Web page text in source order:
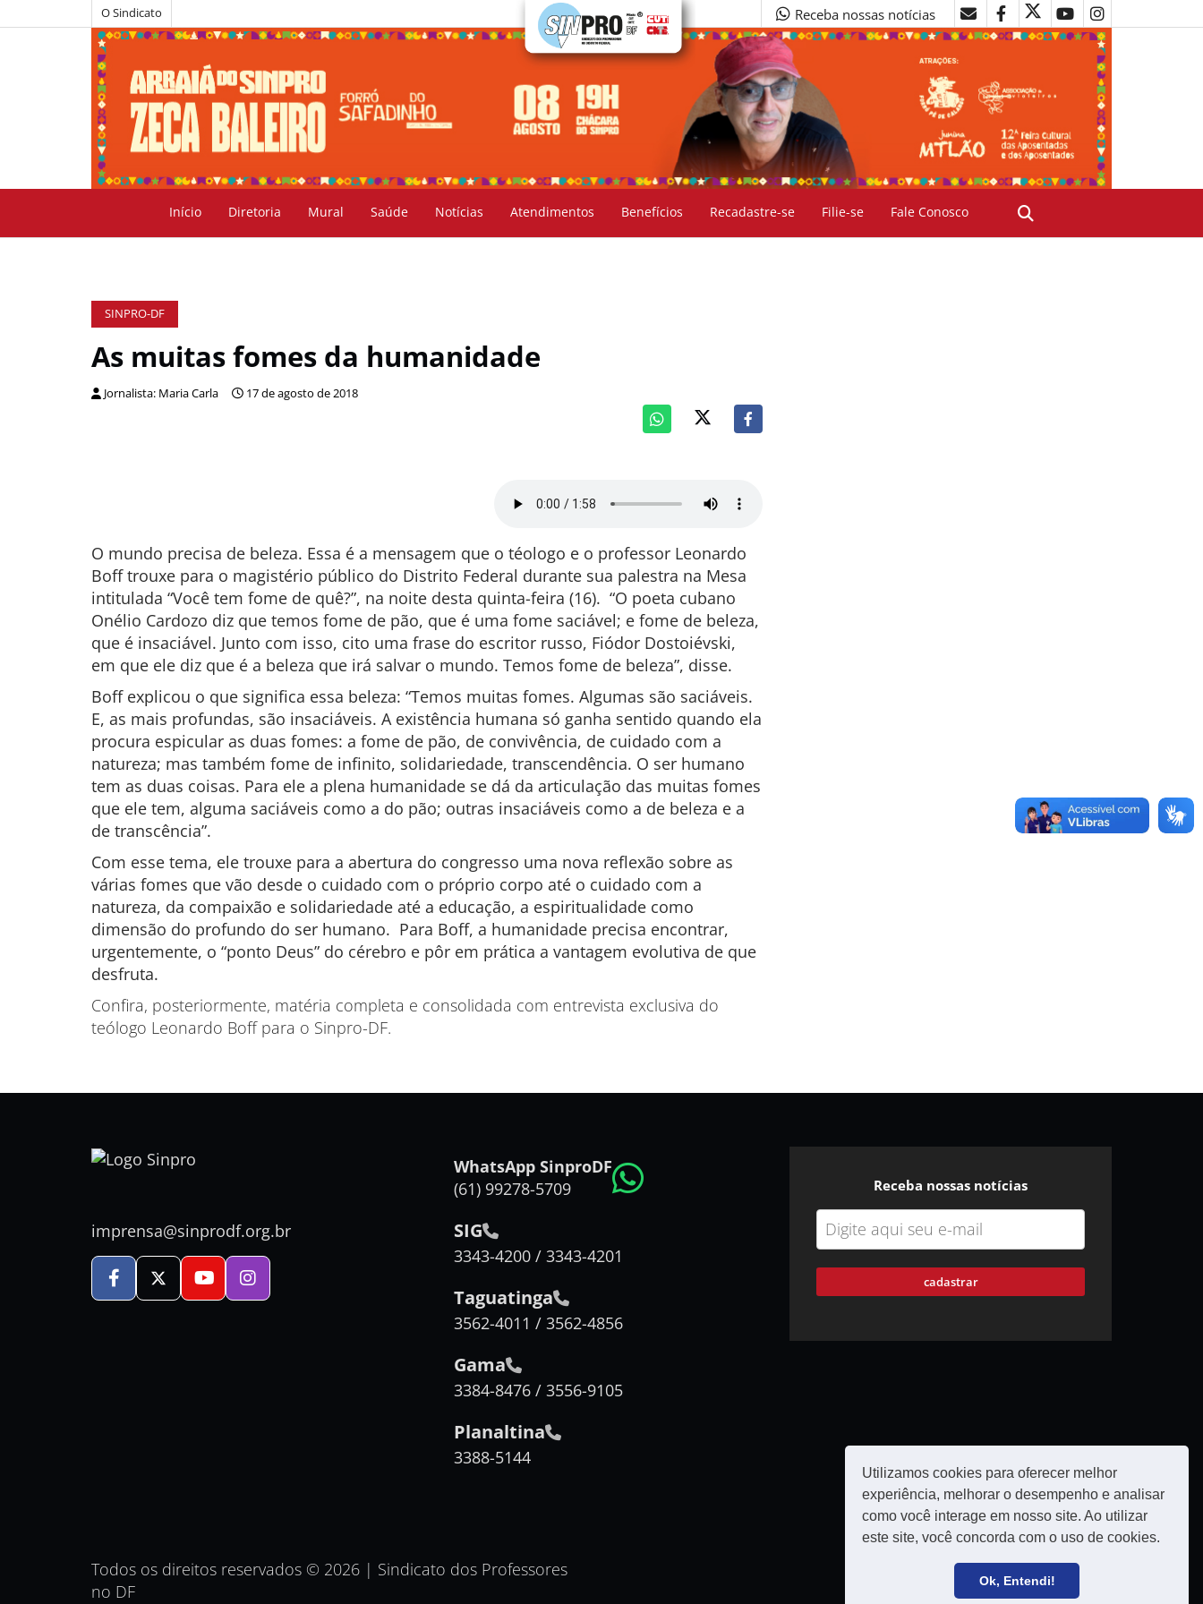
Utilizamos cookies para oferecer melhor
experiência, melhorar o desempenho e analisar
como você interage em nosso site. Ao utilizar
este site, você concorda com o uso de cookies.
Ok, Entendi!
O Sindicato Receba nossas notícias
Início Diretoria Mural Saúde Notícias Atendimentos Benefícios Recadastre-se Filie-se Fale Conosco
SINPRO-DF
As muitas fomes da humanidade
Jornalista: Maria Carla 17 de agosto de 2018
O mundo precisa de beleza. Essa é a mensagem que o téologo e o professor Leonardo
Boff trouxe para o magistério público do Distrito Federal durante sua palestra na Mesa
intitulada “Você tem fome de quê?”, na noite desta quinta-feira (16). “O poeta cubano
Onélio Cardozo diz que temos fome de pão, que é uma fome saciável; e fome de beleza,
que é insaciável. Junto com isso, cito uma frase do escritor russo, Fiódor Dostoiévski,
em que ele diz que é a beleza que irá salvar o mundo. Temos fome de beleza”, disse.
Boff explicou o que significa essa beleza: “Temos muitas fomes. Algumas são saciáveis.
E, as mais profundas, são insaciáveis. A existência humana só ganha sentido quando ela
procura espicular as duas fomes: a fome de pão, de convivência, de cuidado com a
natureza; mas também fome de infinito, solidariedade, transcendência. O ser humano
tem as duas coisas. Para ele a plena humanidade se dá da articulação das muitas fomes
que ele tem, alguma saciáveis como a do pão; outras insaciáveis como a de beleza e a
de transcência”.
Com esse tema, ele trouxe para a abertura do congresso uma nova reflexão sobre as
várias fomes que vão desde o cuidado com o próprio corpo até o cuidado com a
natureza, da compaixão e solidariedade até a educação, a espiritualidade como
dimensão do profundo do ser humano. Para Boff, a humanidade precisa encontrar,
urgentemente, o “ponto Deus” do cérebro e pôr em prática a vantagem evolutiva de que
desfruta.
Confira, posteriormente, matéria completa e consolidada com entrevista exclusiva do
teólogo Leonardo Boff para o Sinpro-DF.
imprensa@sinprodf.org.br
WhatsApp SinproDF
(61) 99278-5709
SIG
3343-4200 / 3343-4201
Taguatinga
3562-4011 / 3562-4856
Gama
3384-8476 / 3556-9105
Planaltina
3388-5144
Receba nossas notícias
cadastrar
Política de privacidade Filie-se
Todos os direitos reservados © 2026 | Sindicato dos Professores
no DF